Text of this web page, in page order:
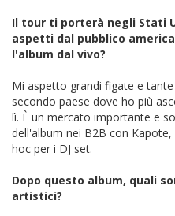
Il tour ti porterà negli Stati
aspetti dal pubblico
l'album dal vivo?
Mi aspetto grandi figate e
secondo paese dove ho più
lì. È un mercato importante e
dell'album nei B2B con
hoc per i DJ set.
Dopo questo album, quali
artistici?